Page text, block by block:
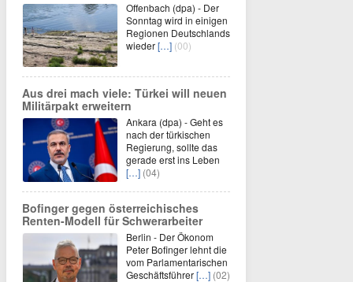
Offenbach (dpa) - Der
Sonntag wird in einigen
Regionen Deutschlands
wieder[…] (00)
Aus drei mach viele: Türkei will neuen
Militärpakt erweitern
Ankara (dpa) - Geht es
nach der türkischen
Regierung, sollte das
gerade erst ins Leben
[…] (04)
Bofinger gegen österreichisches
Renten-Modell für Schwerarbeiter
Berlin - Der Ökonom
Peter Bofinger lehnt die
vom Parlamentarischen
Geschäftsführer[…] (02)